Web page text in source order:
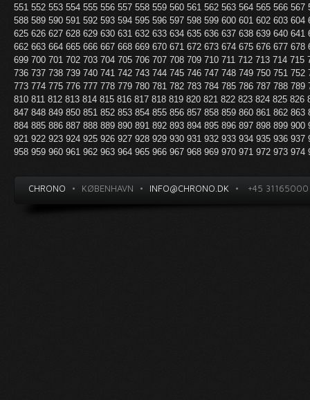
551 552 553 554 555 556 557 558 559 560 561 562 563 564 565 566 567
588 589 590 591 592 593 594 595 596 597 598 599 600 601 602 603 604
625 626 627 628 629 630 631 632 633 634 635 636 637 638 639 640 641
662 663 664 665 666 667 668 669 670 671 672 673 674 675 676 677 678
699 700 701 702 703 704 705 706 707 708 709 710 711 712 713 714 715
736 737 738 739 740 741 742 743 744 745 746 747 748 749 750 751 752
773 774 775 776 777 778 779 780 781 782 783 784 785 786 787 788 789
810 811 812 813 814 815 816 817 818 819 820 821 822 823 824 825 826
847 848 849 850 851 852 853 854 855 856 857 858 859 860 861 862 863
884 885 886 887 888 889 890 891 892 893 894 895 896 897 898 899 900
921 922 923 924 925 926 927 928 929 930 931 932 933 934 935 936 937
958 959 960 961 962 963 964 965 966 967 968 969 970 971 972 973 974
CHRONO • KØBENHAVN • INFO@CHRONO.DK • +45 31165000